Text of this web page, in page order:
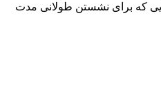
که برای نشستن طولانی مدت